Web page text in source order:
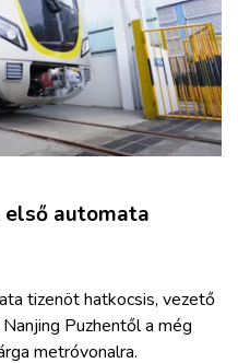
automata
tizenöt hatkocsis, vezető
Puzhentől a még
metróvonalra.